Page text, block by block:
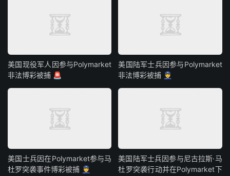
美国现役军人因参与Polymarket
非法博彩被捕 🚨
美国陆军士兵因参与Polymarket
非法博彩被捕 👮
美国士兵因在Polymarket参与马
杜罗突袭事件博彩被捕 👮
美国陆军士兵因参与尼古拉斯·马
杜罗突袭行动并在Polymarket下